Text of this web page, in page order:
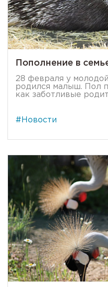
Пополнение в
28 февраля у
родился малыш. Пол
как заботливые
#Новости